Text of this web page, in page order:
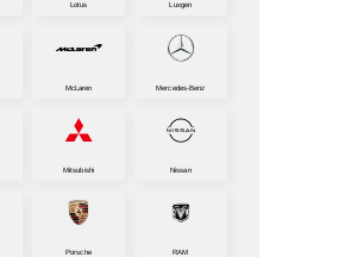
Lotus Luxgen
McLaren Mercedes-Benz
Mitsubishi Nissan
Porsche RAM